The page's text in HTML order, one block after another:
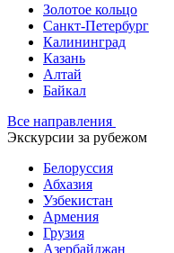
Золотое кольцо
Санкт-Петербург
Калининград
Казань
Алтай
Байкал
Все направления
Экскурсии за рубежом
Белоруссия
Абхазия
Узбекистан
Армения
Грузия
Азербайджан